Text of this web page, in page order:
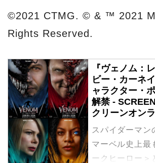
映画『ヴェノム
ョー
©2021 CTMG. © & ™ 2021
Rights Reserved.
『ヴェノム：
ビー・カーネ
ャラクター・
解禁 -
クリーンオンラ
スパイダーマン
マーベル史上最
ークヒーロー＞